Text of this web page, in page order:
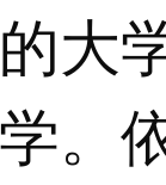
大
。